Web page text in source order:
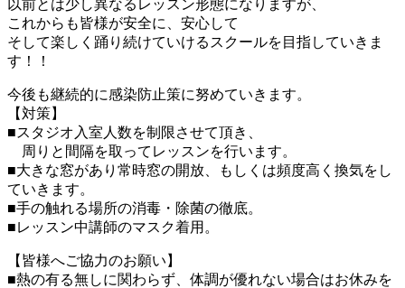
以前とは少し異なるレッスン形態になりますが、
これからも皆様が安全に、安心して
そして楽しく踊り続けていけるスクールを目指していきま
す！！
今後も継続的に感染防止策に努めていきます。
【対策】
■スタジオ入室人数を制限させて頂き、
周りと間隔を取ってレッスンを行います。
■大きな窓があり常時窓の開放、もしくは頻度高く換気をし
ていきます。
■手の触れる場所の消毒・除菌の徹底。
■レッスン中講師のマスク着用。
【皆様へご協力のお願い】
■熱の有る無しに関わらず、体調が優れない場合はお休みを